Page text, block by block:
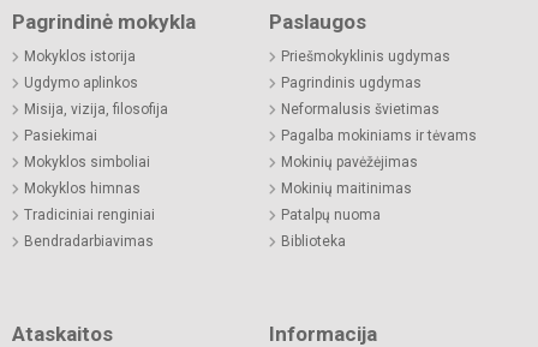
Pagrindinė mokykla
Mokyklos istorija
Ugdymo aplinkos
Misija, vizija, filosofija
Pasiekimai
Mokyklos simboliai
Mokyklos himnas
Tradiciniai renginiai
Bendradarbiavimas
Paslaugos
Priešmokyklinis ugdymas
Pagrindinis ugdymas
Neformalusis švietimas
Pagalba mokiniams ir tėvams
Mokinių pavėžėjimas
Mokinių maitinimas
Patalpų nuoma
Biblioteka
Ataskaitos Informacija